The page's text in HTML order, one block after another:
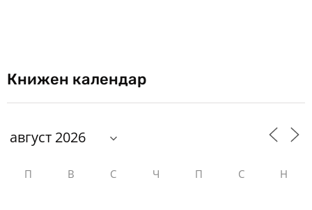
Книжен календар
П В С Ч П С Н